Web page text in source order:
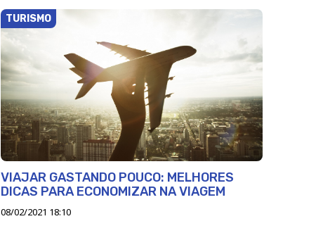
TURISMO
VIAJAR GASTANDO POUCO: MELHORES
DICAS PARA ECONOMIZAR NA VIAGEM
08/02/2021 18:10